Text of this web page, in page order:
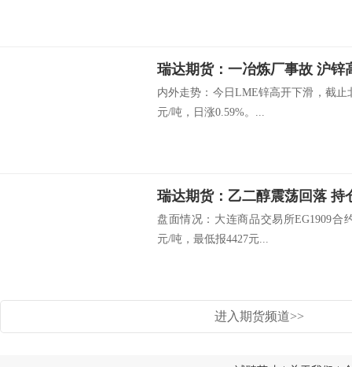
瑞达期货：一冶炼厂事故 沪锌
内外走势：今日LME锌高开下滑，截止
元/吨，日涨0.59%。...
瑞达期货：乙二醇震荡回落 持
盘面情况：大连商品交易所EG1909合
元/吨，最低报4427元...
进入期货频道>>